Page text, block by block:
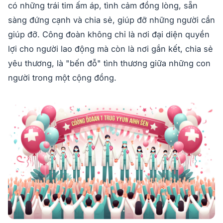
có những trái tim ấm áp, tình cảm đồng lòng, sẵn
sàng đứng cạnh và chia sẻ, giúp đỡ những người cần
giúp đỡ. Công đoàn không chỉ là nơi đại diện quyền
lợi cho người lao động mà còn là nơi gắn kết, chia sẻ
yêu thương, là "bến đỗ" tình thương giữa những con
người trong một cộng đồng.